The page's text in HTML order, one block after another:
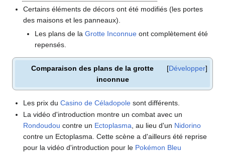
Certains éléments de décors ont été modifiés (les portes
des maisons et les panneaux).
Les plans de la Grotte Inconnueont complètement été
repensés.
Développer
Comparaison des plans de la grotte
inconnue
Les prix duCasino de Céladopole sont différents.
La vidéo d'introduction montre un combat avec un
Rondoudou contre un Ectoplasma , au lieu d'un Nidorino
contre un Ectoplasma. Cette scène a d'ailleurs été reprise
pour la vidéo d'introduction pour le Pokémon Bleu